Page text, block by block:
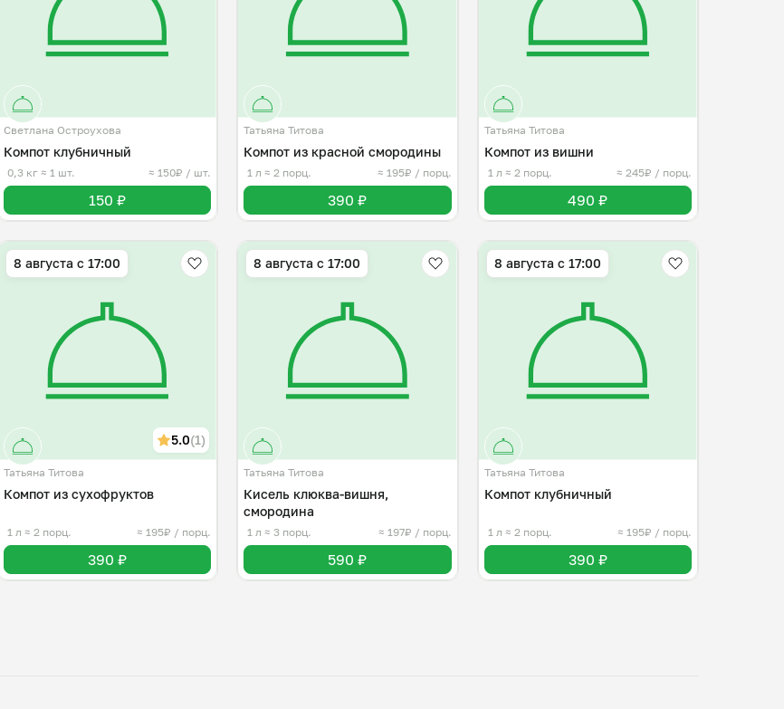
Светлана Остроухова
Компот клубничный
0,3 кг ≈ 1 шт. ≈ 150₽ / шт.
150 ₽
Татьяна Титова
Компот из красной смородины
1 л≈ 2 порц. ≈ 195₽ / порц.
390 ₽
Татьяна Титова
Компот из вишни
1 л ≈ 2 порц. ≈ 245₽ / порц.
490 ₽
8 августа с 17:00
5.0(1)
Татьяна Титова
Компот из сухофруктов
1 л ≈ 2 порц. ≈ 195₽ / порц.
390 ₽
8 августа с 17:00
Татьяна Титова
Кисель клюква-вишня,
смородина
1 л≈ 3 порц. ≈ 197₽ / порц.
590 ₽
8 августа с 17:00
Татьяна Титова
Компот клубничный
1 л ≈ 2 порц. ≈ 195₽ / порц.
390 ₽